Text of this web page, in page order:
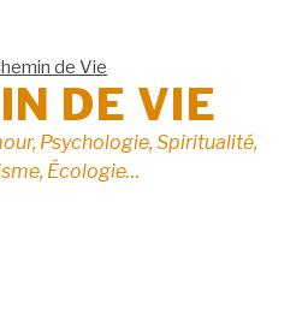
DE VIE
Psychologie, Spiritualité,
Écologie…